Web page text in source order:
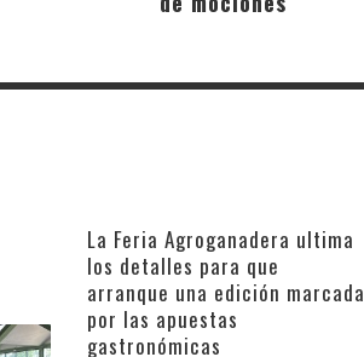
La Feria Agroganadera ultima
los detalles para que
arranque una edición marcada
por las apuestas
gastronómicas